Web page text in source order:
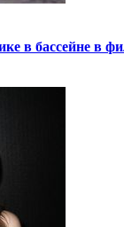
в бассейне в